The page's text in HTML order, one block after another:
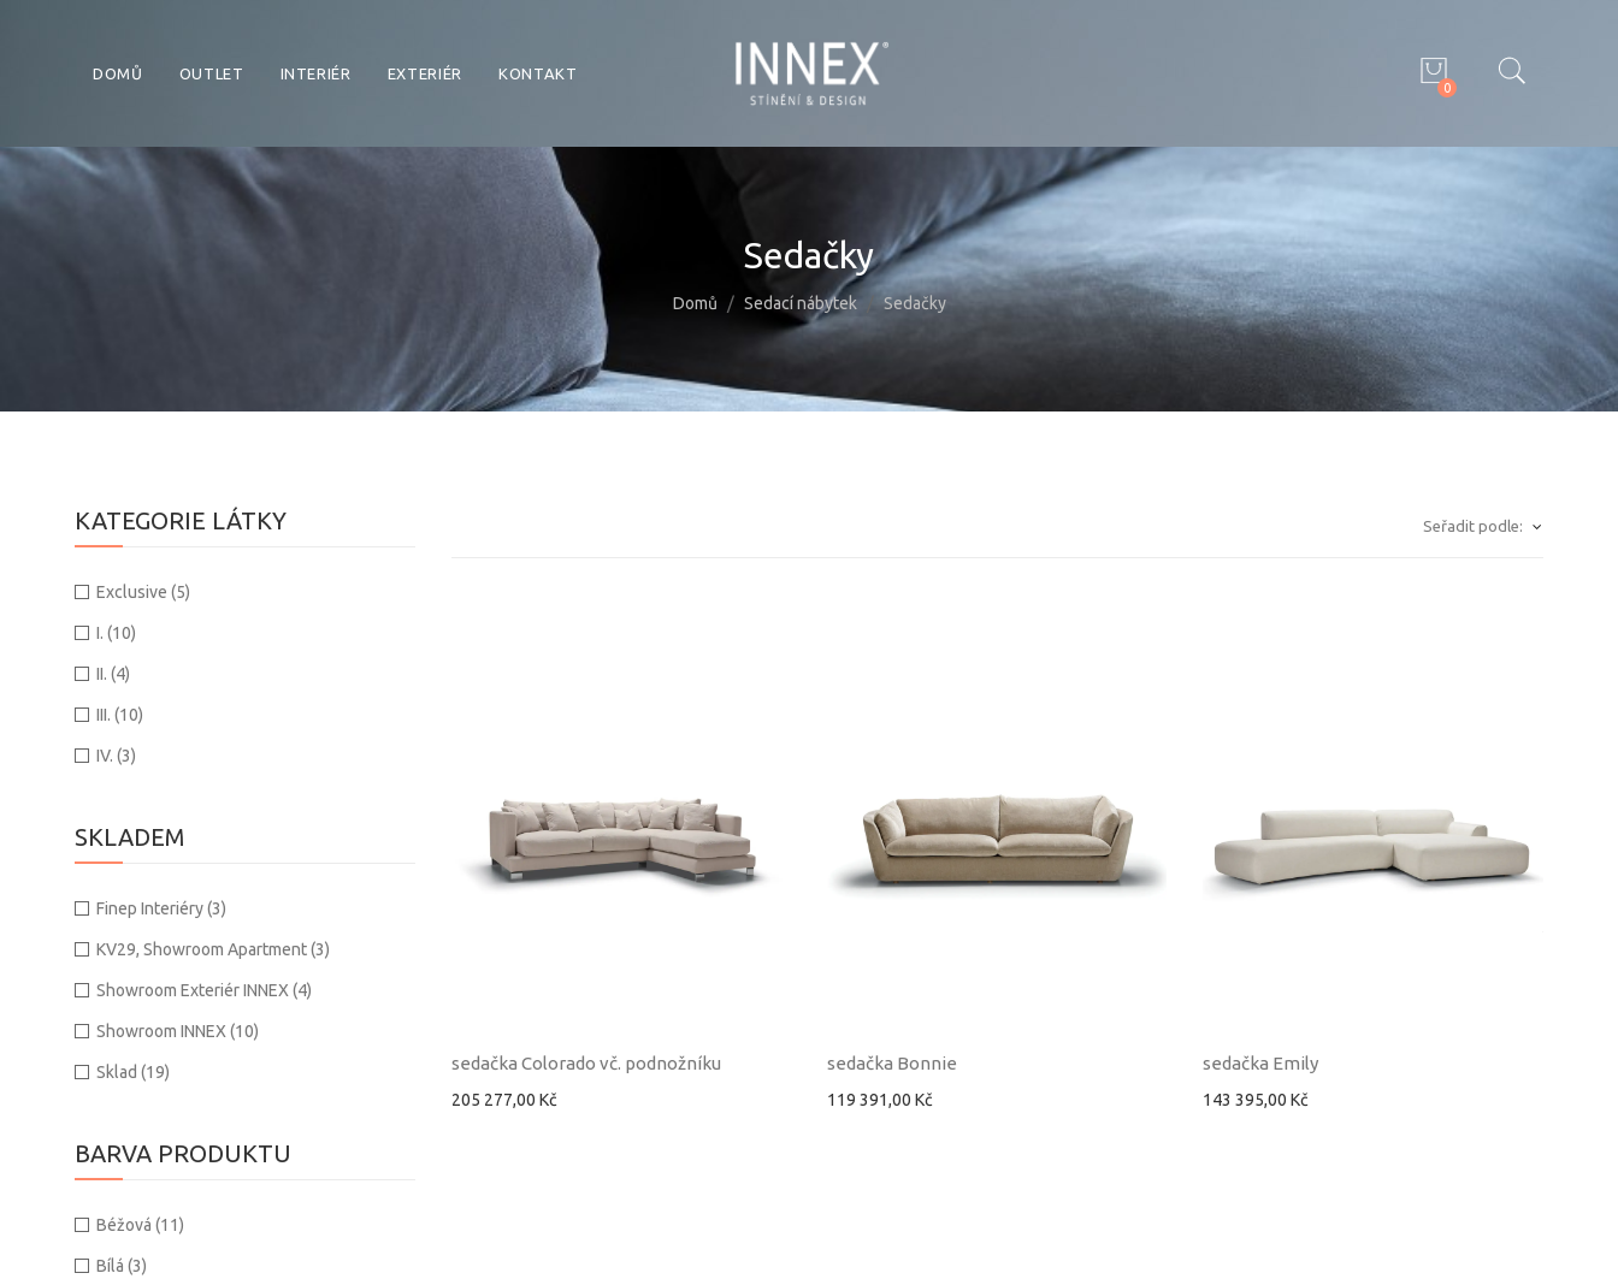
DOMŮ OUTLET INTERIÉR EXTERIÉR KONTAKT
0
Sedačky
Domů Sedací nábytek Sedačky
KATEGORIE LÁTKY
Exclusive (5)
I. (10)
II. (4)
III. (10)
IV. (3)
SKLADEM
Finep Interiéry(3)
KV29, Showroom Apartment(3)
Showroom Exteriér INNEX (4)
Showroom INNEX (10)
Sklad (19)
BARVA PRODUKTU
Béžová (11)
Bílá (3)
Seřadit podle:
sedačka Colorado vč. podnožníku
205 277,00 Kč
sedačka Bonnie
119 391,00 Kč
sedačka Emily
143 395,00 Kč